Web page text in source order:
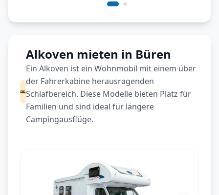
Alkoven mieten in Büren
Ein Alkoven ist ein Wohnmobil mit einem über
der Fahrerkabine herausragenden
Schlafbereich. Diese Modelle bieten Platz für
Familien und sind ideal für längere
Campingausflüge.